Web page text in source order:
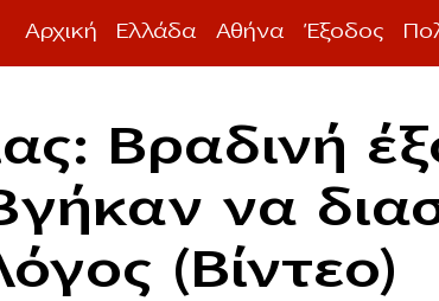
Αρχική Ελλάδα Αθήνα Έξοδος
Βραδινή
να
(Βίντεο)